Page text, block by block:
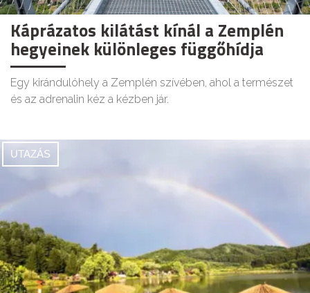
Káprázatos kilátást kínál a Zemplén
hegyeinek különleges függőhídja
Egy kirándulóhely a Zemplén szívében, ahol a természet
és az adrenalin kéz a kézben jár.
UTAZÁS